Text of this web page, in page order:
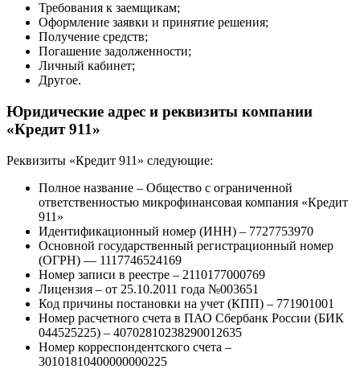
Требования к заемщикам;
Оформление заявки и принятие решения;
Получение средств;
Погашение задолженности;
Личный кабинет;
Другое.
Юридические адрес и реквизиты компании
«Кредит 911»
Реквизиты «Кредит 911» следующие:
Полное название – Общество с ограниченной
ответственностью микрофинансовая компания «Кредит
911»
Идентификационный номер (ИНН) – 7727753970
Основной государственный регистрационный номер
(ОГРН) — 1117746524169
Номер записи в реестре – 2110177000769
Лицензия – от 25.10.2011 года №003651
Код причины постановки на учет (КПП) – 771901001
Номер расчетного счета в ПАО Сбербанк России (БИК
044525225) – 40702810238290012635
Номер корреспондентского счета –
30101810400000000225